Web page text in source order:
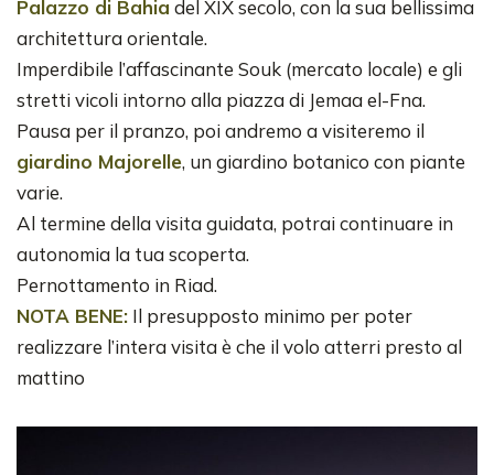
Palazzo di Bahia del XIX secolo, con la sua bellissima
architettura orientale.
Imperdibile l’affascinante Souk (mercato locale) e gli
stretti vicoli intorno alla piazza di Jemaa el-Fna.
Pausa per il pranzo, poi andremo a visiteremo il
giardino Majorelle, un giardino botanico con piante
varie.
Al termine della visita guidata, potrai continuare in
autonomia la tua scoperta.
Pernottamento in Riad.
NOTA BENE: Il presupposto minimo per poter
realizzare l’intera visita è che il volo atterri presto al
mattino